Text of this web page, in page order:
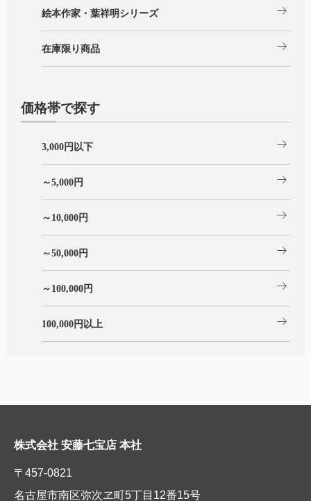
絵本作家・葉祥明シリーズ arrow_right_alt
在庫限り商品 arrow_right_alt
価格帯で探す
3,000円以下 arrow_right_alt
～5,000円 arrow_right_alt
～10,000円 arrow_right_alt
～50,000円 arrow_right_alt
～100,000円 arrow_right_alt
100,000円以上 arrow_right_alt
株式会社 安藤七宝店 本社
〒457-0821
名古屋市南区弥次ヱ町5丁目12番15号